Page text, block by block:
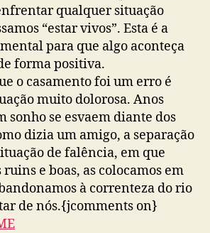
qualquer situação
“estar vivos”. Esta é a
para que algo aconteça
forma positiva.
o casamento foi um erro é
muito dolorosa. Anos
sonho se esvaem diante dos
dizia um amigo, a separação
de falência, em que
e boas, as colocamos em
à correnteza do rio
de nós.{jcomments on}